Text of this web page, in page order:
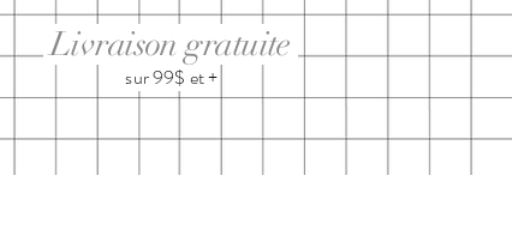
sur 99$ et +
Livraison gratuite